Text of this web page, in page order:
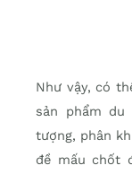
Như vậy, có
sản phẩm
tượng, phân
đề mấu chốt